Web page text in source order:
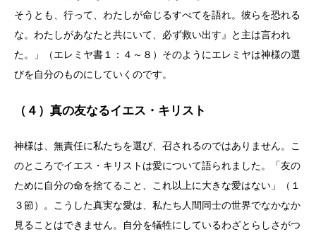
そうとも、行って、わたしが命じるすべてを語れ。彼らを恐れる
な。わたしがあなたと共にいて、必ず救い出す』と主は言われ
た。」（エレミヤ書１：４～８）そのようにエレミヤは神様の選
びを自分のものにしていくのです。
（４）真の友なるイエス・キリスト
神様は、無責任に私たちを選び、召されるのではありません。こ
のところでイエス・キリストは愛について語られました。「友の
ために自分の命を捨てること、これ以上に大きな愛はない」（１
３節）。こうした真実な愛は、私たち人間同士の世界でなかなか
見ることはできません。自分を犠牲にしているわざとらしさがつ